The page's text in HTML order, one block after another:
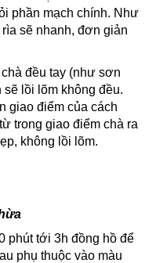
phần mạch chính. Như
sẽ nhanh, đơn giản
đều tay (như sơn
sẽ lồi lõm không đều.
giao điểm của cách
trong giao điểm chà ra
không lồi lõm.
phút tới 3h đồng hồ để
phụ thuộc vào màu